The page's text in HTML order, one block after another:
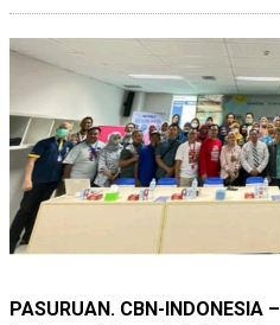
PASURUAN. CBN-INDONESIA –